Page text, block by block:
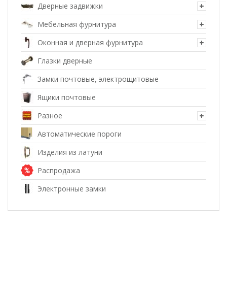
Дверные задвижки
Мебельная фурнитура
Оконная и дверная фурнитура
Глазки дверные
Замки почтовые, электрощитовые
Ящики почтовые
Разное
Автоматические пороги
Изделия из латуни
Распродажа
Электронные замки